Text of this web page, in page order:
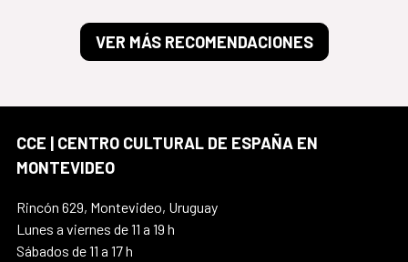
VER MÁS RECOMENDACIONES
CCE | CENTRO CULTURAL DE ESPAÑA EN
MONTEVIDEO
Rincón 629, Montevideo, Uruguay
Lunes a viernes de 11 a 19 h
Sábados de 11 a 17 h